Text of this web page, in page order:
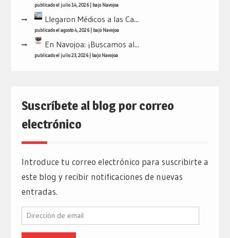
publicado el julio 14, 2026| bajo Navojoa
Llegaron Médicos a las Ca...
publicado el agosto 4, 2026| bajo Navojoa
En Navojoa: ¡Buscamos al...
publicado el julio 23, 2026| bajo Navojoa
Suscríbete al blog por correo
electrónico
Introduce tu correo electrónico para suscribirte a
este blog y recibir notificaciones de nuevas
entradas.
Dirección